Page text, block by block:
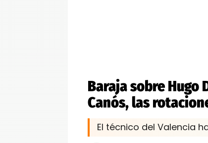
Baraja sobre Hugo
Canós, las
El técnico del Valencia